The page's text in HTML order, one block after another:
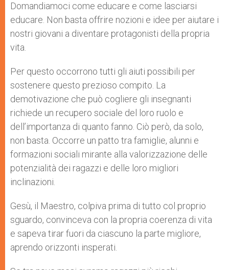
Domandiamoci come educare e come lasciarsi
educare. Non basta offrire nozioni e idee per aiutare i
nostri giovani a diventare protagonisti della propria
vita.
Per questo occorrono tutti gli aiuti possibili per
sostenere questo prezioso compito. La
demotivazione che può cogliere gli insegnanti
richiede un recupero sociale del loro ruolo e
dell’importanza di quanto fanno. Ciò però, da solo,
non basta. Occorre un patto tra famiglie, alunni e
formazioni sociali mirante alla valorizzazione delle
potenzialità dei ragazzi e delle loro migliori
inclinazioni.
Gesù, il Maestro, colpiva prima di tutto col proprio
sguardo, convinceva con la propria coerenza di vita
e sapeva tirar fuori da ciascuno la parte migliore,
aprendo orizzonti insperati.